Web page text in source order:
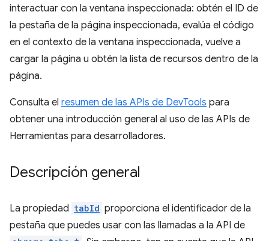
interactuar con la ventana inspeccionada: obtén el ID de
la pestaña de la página inspeccionada, evalúa el código
en el contexto de la ventana inspeccionada, vuelve a
cargar la página u obtén la lista de recursos dentro de la
página.
Consulta el resumen de las APIs de DevTools para
obtener una introducción general al uso de las APIs de
Herramientas para desarrolladores.
Descripción general
La propiedad tabId proporciona el identificador de la
pestaña que puedes usar con las llamadas a la API de